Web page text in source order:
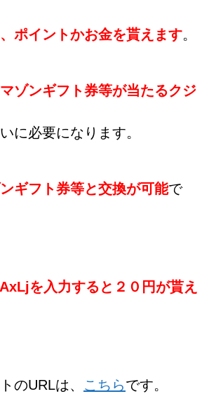
ポイントかお金を貰えます。
ゾンギフト券等が当たるクジ
に必要になります。
ギフト券等と交換が可能で
を入力すると２０円が貰え
のURLは、 こちらです。